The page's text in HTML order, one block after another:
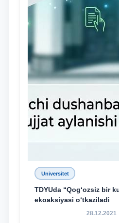
Universitet
TDYUda “Qog‘ozsiz bir
ekoaksiyasi o‘tkaziladi
28.12.2021